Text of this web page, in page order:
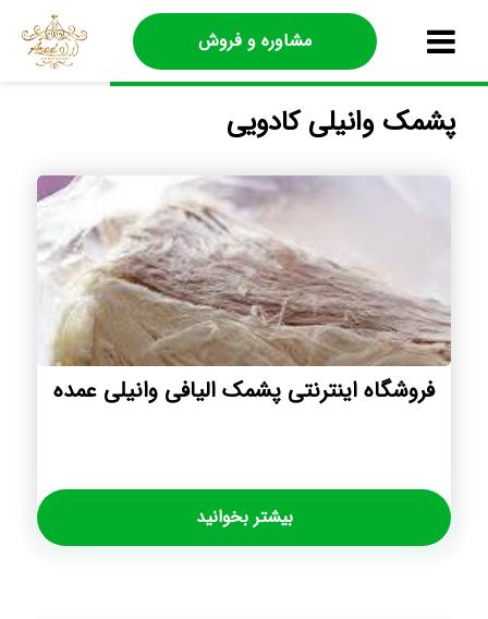
مشاوره و فروش
پشمک وانیلی کادویی
فروشگاه اینترنتی پشمک الیافی وانیلی عمده
بیشتر بخوانید